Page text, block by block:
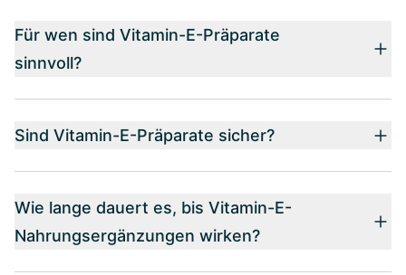
Für wen sind Vitamin-E-Präparate
sinnvoll?
Sind Vitamin-E-Präparate sicher?
Wie lange dauert es, bis Vitamin-E-
Nahrungsergänzungen wirken?